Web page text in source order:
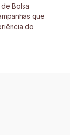
Bolsa
que
do